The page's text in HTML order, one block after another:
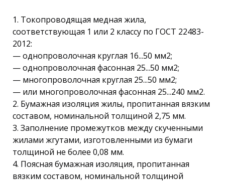
1. Токопроводящая медная жила,
соответствующая 1 или 2 классу по ГОСТ 22483-
2012:
— однопроволочная круглая 16...50 мм2;
— однопроволочная фасонная 25...50 мм2;
— многопроволочная круглая 25...50 мм2;
— или многопроволочная фасонная 25...240 мм2.
2. Бумажная изоляция жилы, пропитанная вязким
составом, номинальной толщиной 2,75 мм.
3. Заполнение промежутков между скученными
жилами жгутами, изготовленными из бумаги
толщиной не более 0,08 мм.
4. Поясная бумажная изоляция, пропитанная
вязким составом, номинальной толщиной